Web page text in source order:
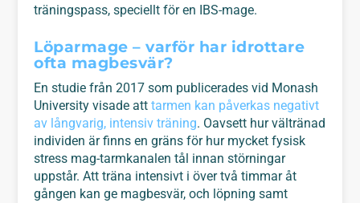
träningspass, speciellt för en IBS-mage.
Löparmage – varför har idrottare
ofta magbesvär?
En studie från 2017 som publicerades vid Monash
University visade atttarmen kan påverkas negativt
av långvarig, intensiv träning. Oavsett hur vältränad
individen är finns en gräns för hur mycket fysisk
stress mag-tarmkanalen tål innan störningar
uppstår. Att träna intensivt i över två timmar åt
gången kan ge magbesvär, och löpning samt